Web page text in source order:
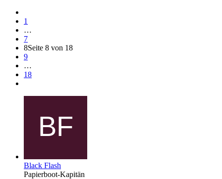
1
…
7
8Seite 8 von 18
9
…
18
Black Flash
Papierboot-Kapitän